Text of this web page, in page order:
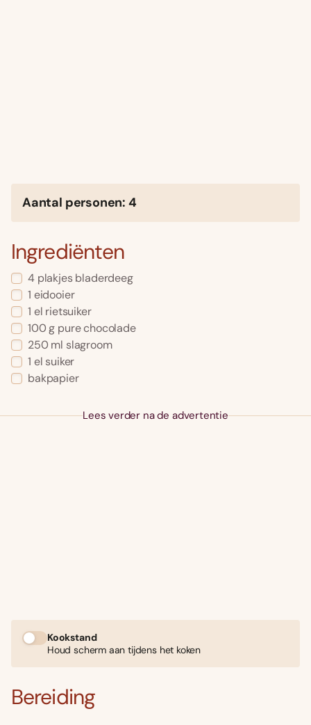
Aantal personen: 4
Ingrediënten
4 plakjes bladerdeeg
1 eidooier
1 el rietsuiker
100 g pure chocolade
250 ml slagroom
1 el suiker
bakpapier
Lees verder na de advertentie
Kookstand
Houd scherm aan tijdens het koken
Bereiding